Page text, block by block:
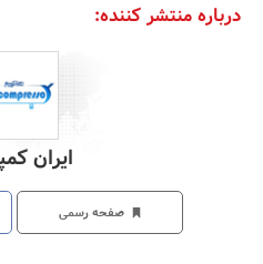
درباره منتشر کننده:
ایران
صفحه رسمی